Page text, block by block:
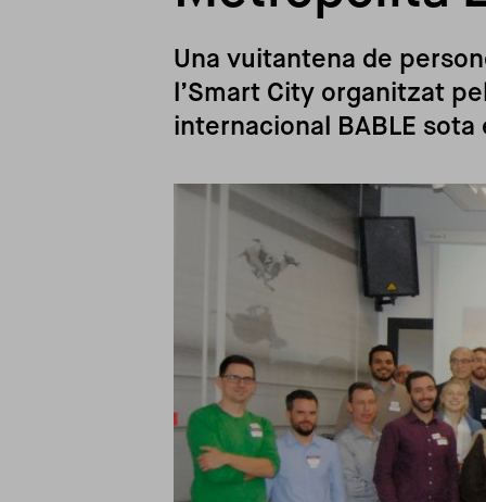
Una vuitantena de
l’Smart City organitzat
internacional BABLE sota
Imagen